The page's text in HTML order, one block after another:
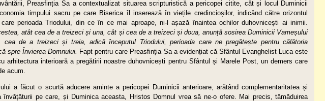
Preasfinția Sa a contextualizat situarea scripturistică a pericopei citite, cât și locul Duminicii
timpului sacru pe care Biserica îl inserează în viețile credincioșilor, indicând către orizontul
perioada Triodului, din ce în ce mai aproape, ni-l așază înaintea ochilor duhovnicești ai inimii.
atât cea de a treizeci și una, cât și cea de a treizeci și doua, anunță sosirea Duminicii Vameșului
cea de a treizeci și treia, adică începutul Triodului, perioada care ne pregătește pentru călătoria
spre Învierea Domnului. Fapt pentru care Preasfinția Sa a evidențiat că Sfântul Evanghelist Luca este
arhitectura interioară a pregătirii noastre duhovnicești pentru Sfântul și Marele Post, un demers care
acum.
a făcut o scurtă aducere aminte a pericopei Duminicii anterioare, arătând complementaritatea și
învățăturii pe care, și Duminica aceasta, Hristos Domnul vrea să ne-o ofere. Mai precis, tămăduirea